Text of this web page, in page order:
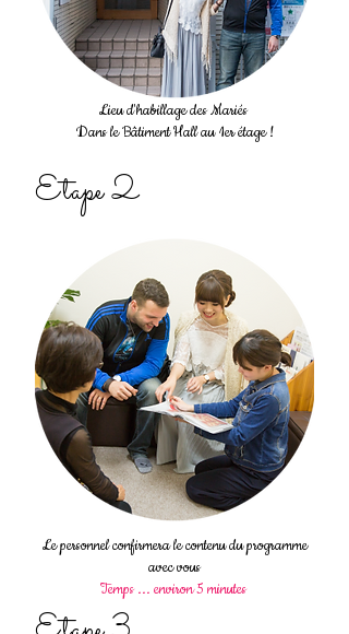
Lieu d'habillage des Mariés
Dans le Bâtiment Hall au 1er étage !
Etape 2
Le personnel confirmera le contenu du programme
avec vous
Temps ... environ 5 minutes